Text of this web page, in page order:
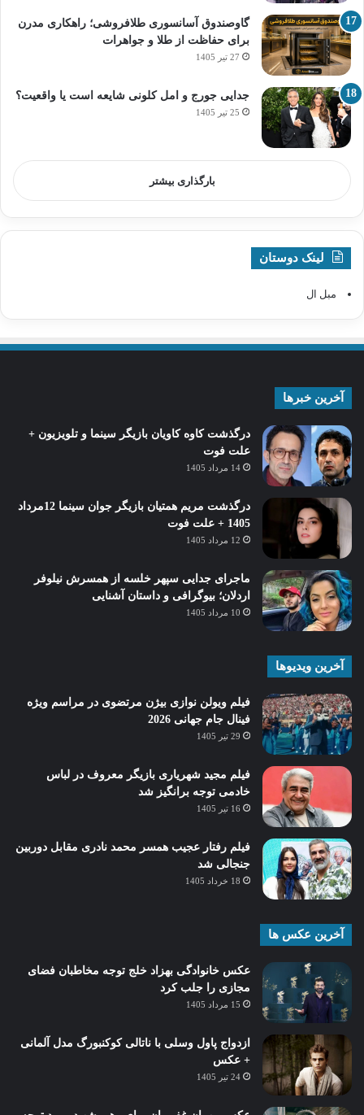
گاوصندوق آسانسوری طلافروشی؛ راهکاری مدرن
برای حفاظت از طلا و جواهرات
27 تیر 1405
جدایی جورج و امل کلونی شایعه است یا واقعیت؟
25 تیر 1405
بارگذاری بیشتر
لینک دوستان
مبل ال
آخرین خبرها
درگذشت کاوه کاویان بازیگر سینما و تلویزیون +
علت فوت
14 مرداد 1405
درگذشت مریم همتیان بازیگر جوان سینما 12مرداد
1405 + علت فوت
12 مرداد 1405
ماجرای جدایی سپهر خلسه از همسرش نیلوفر
اردلان؛ بیوگرافی و داستان آشنایی
10 مرداد 1405
آخرین ویدیوها
فیلم ویولن نوازی بیژن مرتضوی در مراسم ویژه
فینال جام جهانی 2026
29 تیر 1405
فیلم مجید شهریاری بازیگر معروف در لباس
خادمی توجه برانگیز شد
16 تیر 1405
فیلم رفتار عجیب همسر محمد نادری مقابل دوربین
جنجالی شد
18 خرداد 1405
آخرین عکس ها
عکس خانوادگی بهزاد خلج توجه مخاطبان فضای
مجازی را جلب کرد
15 مرداد 1405
ازدواج پاول وسلی با ناتالی کوکنبورگ مدل آلمانی
+ عکس
24 تیر 1405